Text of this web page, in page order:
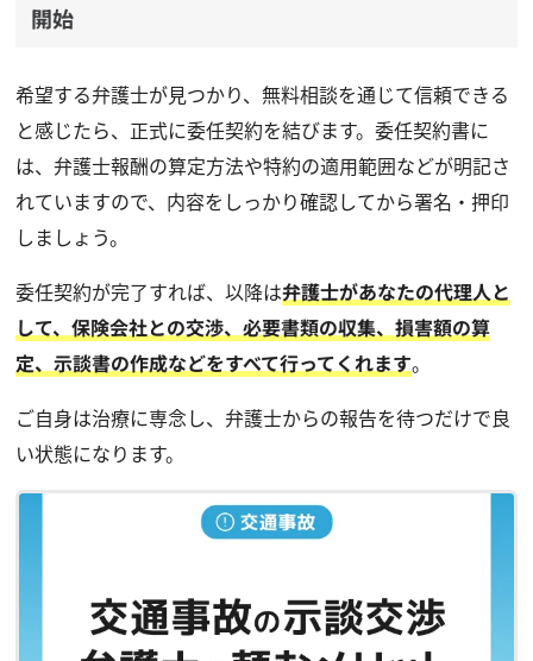
開始
希望する弁護士が見つかり、無料相談を通じて信頼できる
と感じたら、正式に委任契約を結びます。委任契約書に
は、弁護士報酬の算定方法や特約の適用範囲などが明記さ
れていますので、内容をしっかり確認してから署名・押印
しましょう。
委任契約が完了すれば、以降は弁護士があなたの代理人と
して、保険会社との交渉、必要書類の収集、損害額の算
定、示談書の作成などをすべて行ってくれます。
ご自身は治療に専念し、弁護士からの報告を待つだけで良
い状態になります。